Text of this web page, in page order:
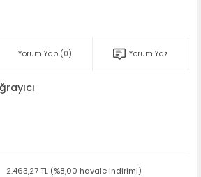
Yorum Yap (0) Yorum Yaz
2.463,27 TL (%8,00 havale indirimi)